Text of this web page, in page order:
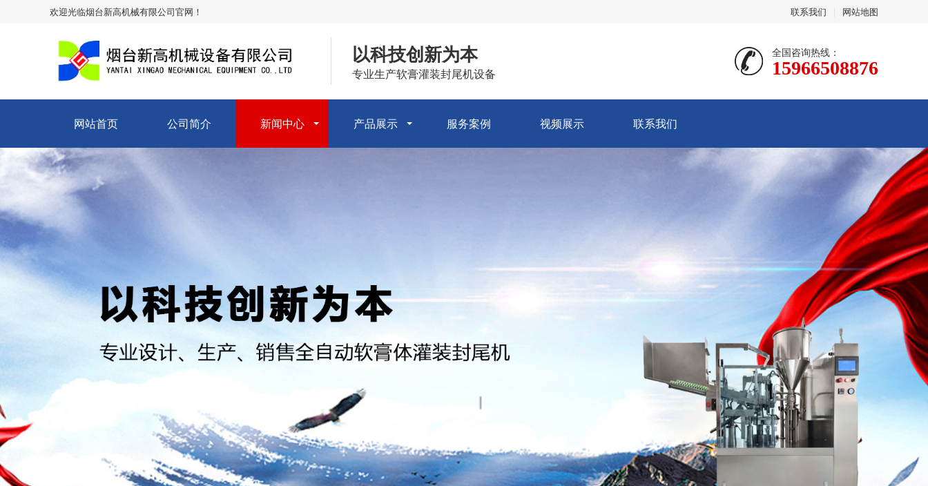
联系我们 网站地图
欢迎光临烟台新高机械有限公司官网！
以科技创新为本
专业生产软膏灌装封尾机设备
全国咨询热线：
15966508876
网站首页 公司简介 新闻中心 产品展示 服务案例 视频展示 联系我们